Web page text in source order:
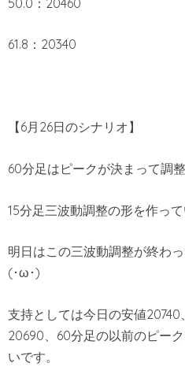
61.8：20340
【6月26日のシナリオ】
60分足はピークが決まって調整
15分足三波動調整の形を作って
明日はこの三波動調整が終わ
(･ω･)
支持としては今日の安値
20690、60分足の以前のピー
いです。